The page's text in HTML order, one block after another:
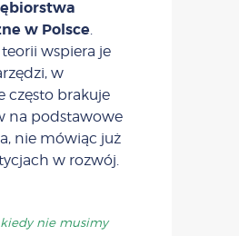
w Polsce.
wspiera je
w
często brakuje
na podstawowe
nie mówiąc już
w rozwój.
kiedy nie musimy